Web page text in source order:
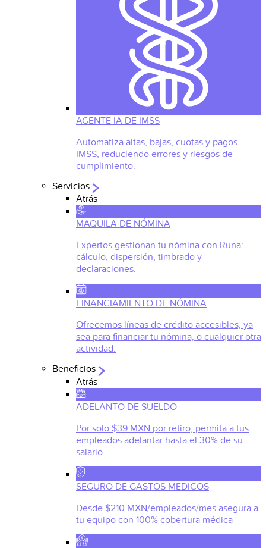
AGENTE IA DE IMSS
Automatiza altas, bajas, cuotas y pagos
IMSS, reduciendo errores y riesgos de
cumplimiento.
Servicios
Atrás
MAQUILA DE NÓMINA
Expertos gestionan tu nómina con Runa:
cálculo, dispersión, timbrado y
declaraciones.
FINANCIAMIENTO DE NÓMINA
Ofrecemos líneas de crédito accesibles, ya
sea para financiar tu nómina, o cualquier otra
actividad.
Beneficios
Atrás
ADELANTO DE SUELDO
Por solo $39 MXN por retiro, permita a tus
empleados adelantar hasta el 30% de su
salario.
SEGURO DE GASTOS MEDICOS
Desde $210 MXN/empleados/mes asegura a
tu equipo con 100% cobertura médica